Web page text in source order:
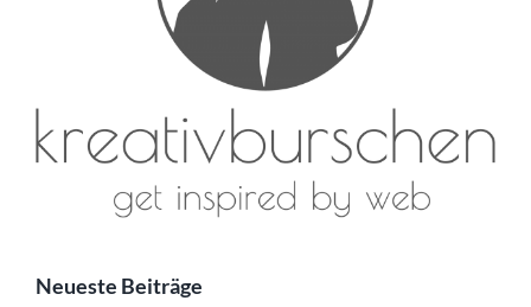
Neueste Beiträge